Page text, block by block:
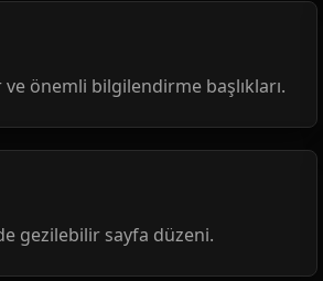
önemli bilgilendirme başlıkları.
gezilebilir sayfa düzeni.